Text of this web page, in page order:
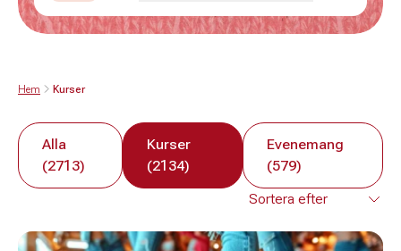
Hem Kurser
Alla
(2713)
Kurser
(2134)
Evenemang
(579)